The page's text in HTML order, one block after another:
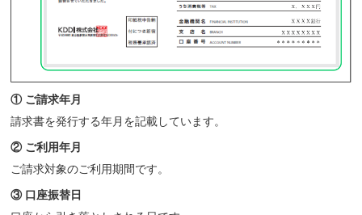
① ご請求年月
請求書を発行する年月を記載しています。
② ご利用年月
ご請求対象のご利用期間です。
③ 口座振替日